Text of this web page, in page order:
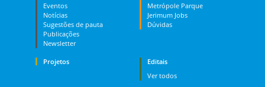
Eventos
Notícias
Sugestões de pauta
Publicações
Newsletter
Metrópole Parque
Jerimum Jobs
Dúvidas
Projetos
Editais
Ver todos